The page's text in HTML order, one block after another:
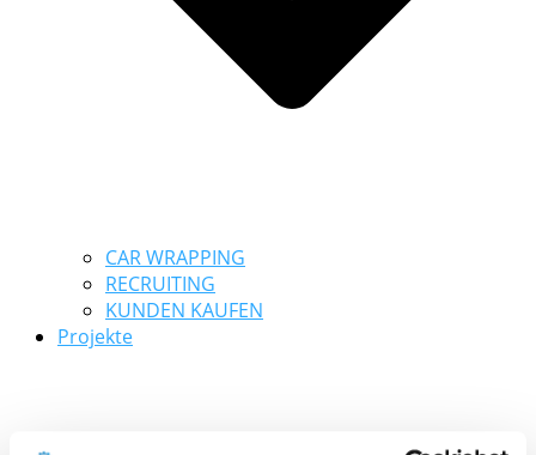
CAR WRAPPING
RECRUITING
KUNDEN KAUFEN
Projekte